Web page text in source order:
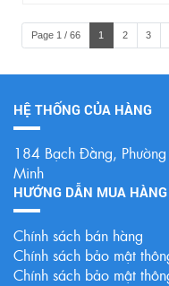
Page 1 / 66 1 2 3
HỆ THỐNG CỦA HÀNG
184 Bạch Đằng,
Minh
HƯỚNG DẪN MUA HÀNG
Chính sách bán hàng
Chính sách bảo mật
Chính sách bảo mật